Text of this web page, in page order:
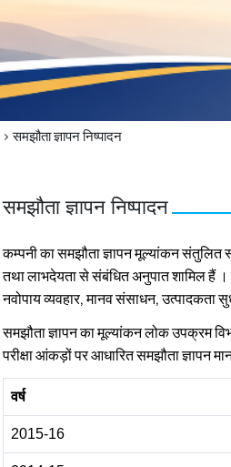
समझौता ज्ञापन निष्‍पादन
समझौता ज्ञापन निष्‍पादन
कम्‍पनी का समझौता ज्ञापन मूल्‍यांकन संतुलित
तथा लाभदेयता से संबंधित अनुपात शामिल हैं ।
नवोपाय व्‍यवहार, मानव संसाधन, उत्‍पादकता
समझौता ज्ञापन का मूल्‍यांकन लोक उपक्रम
परीक्षा आंकड़ों पर आधारित समझौता ज्ञापन
वर्ष
2015-16